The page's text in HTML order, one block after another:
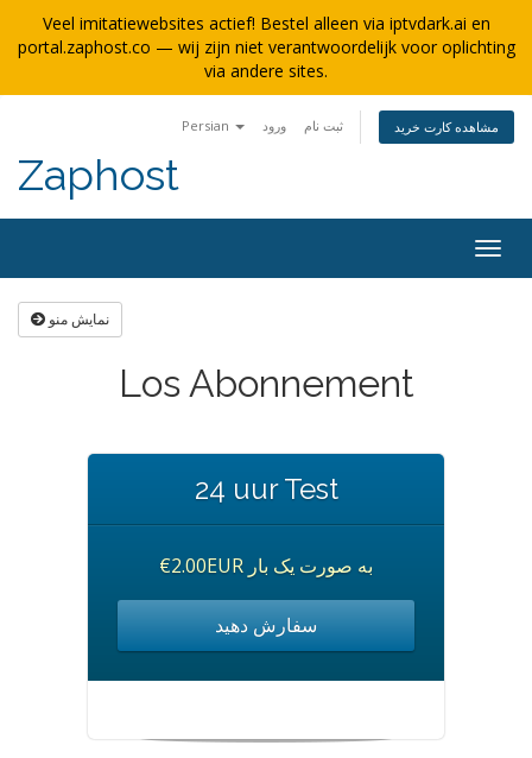
Veel imitatiewebsites actief! Bestel alleen via iptvdark.ai en
portal.zaphost.co — wij zijn niet verantwoordelijk voor oplichting
via andere sites.
Persian ورود ثبت نام مشاهده کارت خرید
Zaphost
نمایش منو
Los Abonnement
24 uur Test
€2.00EUR به صورت یک بار
سفارش دهید